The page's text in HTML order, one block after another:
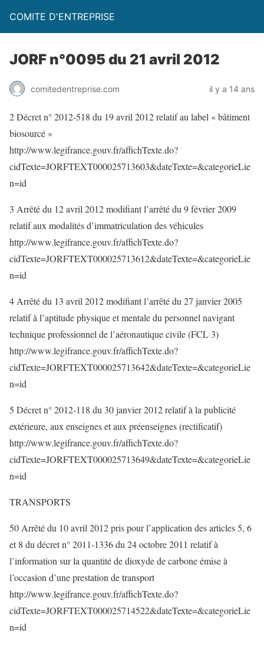
COMITE D'ENTREPRISE
JORF n°0095 du 21 avril 2012
comitedentreprise.com il y a 14 ans
2 Décret n° 2012-518 du 19 avril 2012 relatif au label « bâtiment
biosourcé »
http://www.legifrance.gouv.fr/affichTexte.do?
cidTexte=JORFTEXT000025713603&dateTexte=&categorieLie
n=id
3 Arrêté du 12 avril 2012 modifiant l’arrêté du 9 février 2009
relatif aux modalités d’immatriculation des véhicules
http://www.legifrance.gouv.fr/affichTexte.do?
cidTexte=JORFTEXT000025713612&dateTexte=&categorieLie
n=id
4 Arrêté du 13 avril 2012 modifiant l’arrêté du 27 janvier 2005
relatif à l’aptitude physique et mentale du personnel navigant
technique professionnel de l’aéronautique civile (FCL 3)
http://www.legifrance.gouv.fr/affichTexte.do?
cidTexte=JORFTEXT000025713642&dateTexte=&categorieLie
n=id
5 Décret n° 2012-118 du 30 janvier 2012 relatif à la publicité
extérieure, aux enseignes et aux préenseignes (rectificatif)
http://www.legifrance.gouv.fr/affichTexte.do?
cidTexte=JORFTEXT000025713649&dateTexte=&categorieLie
n=id
TRANSPORTS
50 Arrêté du 10 avril 2012 pris pour l’application des articles 5, 6
et 8 du décret n° 2011-1336 du 24 octobre 2011 relatif à
l’information sur la quantité de dioxyde de carbone émise à
l’occasion d’une prestation de transport
http://www.legifrance.gouv.fr/affichTexte.do?
cidTexte=JORFTEXT000025714522&dateTexte=&categorieLie
n=id